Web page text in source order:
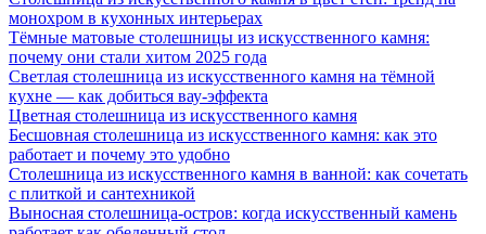
монохром в кухонных интерьерах
Тёмные матовые столешницы из искусственного камня:
почему они стали хитом 2025 года
Светлая столешница из искусственного камня на тёмной
кухне — как добиться вау-эффекта
Цветная столешница из искусственного камня
Бесшовная столешница из искусственного камня: как это
работает и почему это удобно
Столешница из искусственного камня в ванной: как сочетать
с плиткой и сантехникой
Выносная столешница-остров: когда искусственный камень